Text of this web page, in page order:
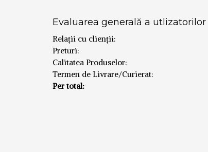
Evaluarea generală a utlizatorilor
Relații cu clienții:
Preturi:
Calitatea Produselor:
Termen de Livrare/Curierat:
Per total: